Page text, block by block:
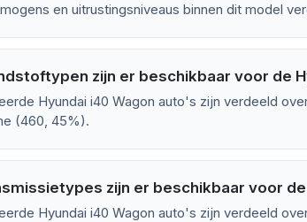
en uitrustingsniveaus binnen dit model
zijn er beschikbaar voor de
Hyundai i40 Wagon auto's zijn verdeeld
(460, 45%).
zijn er beschikbaar voor de
Hyundai i40 Wagon auto's zijn verdeeld